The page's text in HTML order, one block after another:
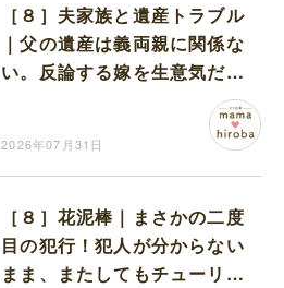
［８］夫家族と遺産トラブル
｜父の遺産は義両親に関係な
い。反論する嫁を生意気だと
2026年07月31日
［８］花泥棒｜まさかの二度
目の犯行！犯人が分からない
まま、またしてもチューリッ